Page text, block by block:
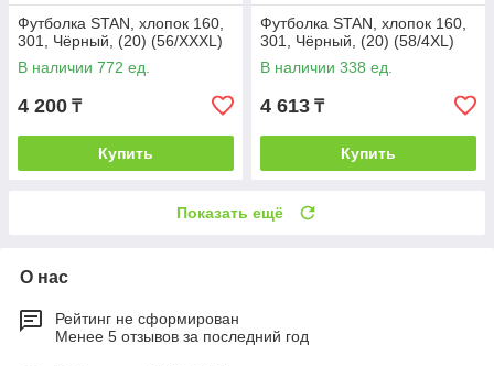
Футболка STAN, хлопок 160,
301, Чёрный, (20) (56/XXXL)
В наличии 772 ед.
4 200 ₸
Купить
Футболка STAN, хлопок 160,
301, Чёрный, (20) (58/4XL)
В наличии 338 ед.
4 613 ₸
Купить
Показать ещё
О нас
Рейтинг не сформирован
Менее 5 отзывов за последний год